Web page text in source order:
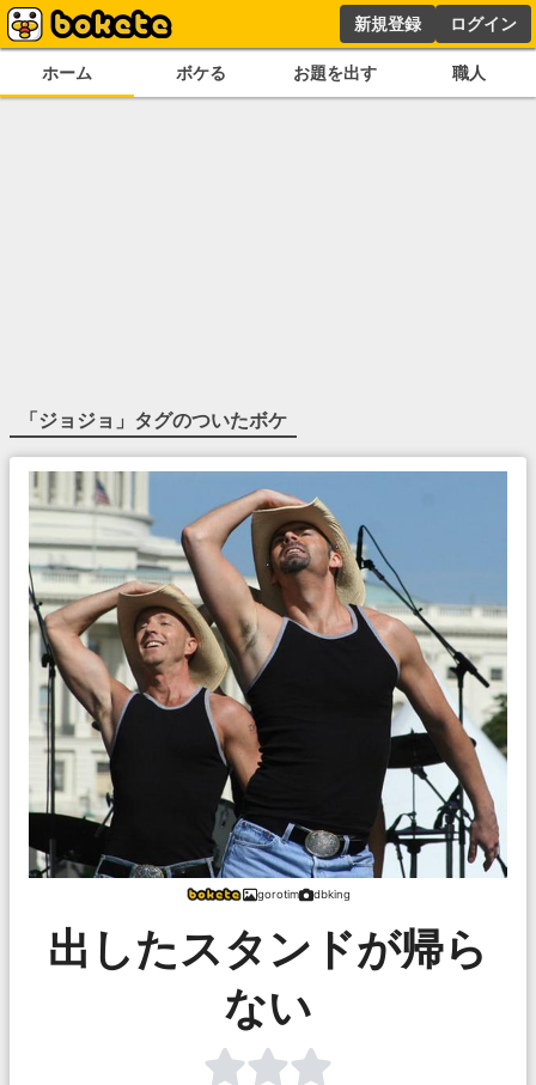
新規登録 ログイン
ホーム ボケる お題を出す 職人
「ジョジョ 」タグのついたボケ
gorotim dbking
出したスタンドが帰ら
ない